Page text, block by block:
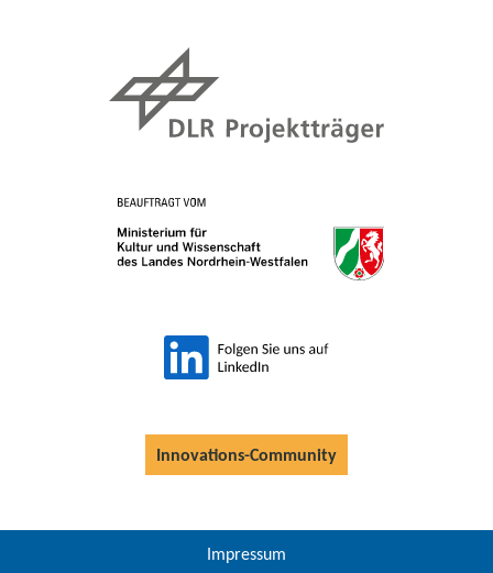
Innovations-Community
Impressum